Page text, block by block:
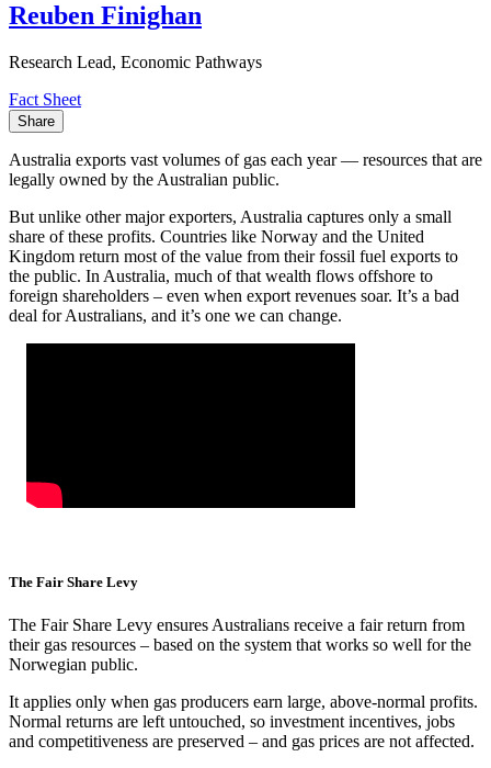
Reuben Finighan​​​​‌ ‍ ​‍​‍‌‍ ‌ ​‍‌‍‍‌‌‍‌ ‌‍‍‌‌‍ ‍​‍​‍​ ‍‍​‍​‍‌ ​ ‌‍​‌‌‍ ‍‌‍‍‌‌ ‌​‌ ‍‌​‍ ‍‌‍‍‌‌‍ ​‍​‍​‍ ​​‍​‍‌‍‍​‌ ​‍‌‍‌‌‌‍‌‍​‍​‍​ ‍‍​‍​‍‌‍‍​‌ ‌​‌ ‌​‌ ​​​ ‍‍​‍ ​‍ ‌‍ ​‌‍ ‌‍​ ‌‍​‌‌‍ ​‌‍‍​‌‍ ‌ ​ ‌ ‌​​ ‍‍​ ​ ​ ​ ​ ​ ​ ​ ​‍ ‌‍‍‌‌‍ ‍‌ ‌​‌‍‌‌‌‍ ‍‌ ‌​​‍ ‌‍‌‌‌‍‌​‌‍‍‌‌ ‌​​‍ ‌‍ ‌‌‍ ‌‍‌​‌‍‌‌​ ‌‌ ​​‌ ​‍‌‍‌‌‌ ​ ‌‍‌‌‌‍ ‍‌ ‌​‌‍​‌‌ ‌​‌‍‍‌‌‍ ‌‍ ‍​ ‍ ‌‍‍‌‌‍‌​​ ‌​ ‌​​ ‍​​ ‌‌‌‍​ ​ ​‍​ ‌ ​ ‌ ​ ‌​​‍ ‌​ ​ ​ ​‌​ ​ ​ ​ ​‍ ‌​ ‌​‌‍​ ​ ​ ​ ‌​​‍ ‌‌‍​‍​ ‍​​ ​‌‌‍​‍​‍ ‌​ ‌‌​ ‌ ​ ​‌​ ‍‌​ ​‌‌‍‌​‌‍​‍​ ‌‍​ ‌​‌‍​‌‌‍‌‌‌‍‌​​ ‍ ‌ ‌​‌ ‍‌‌ ​​‌‍‌‌​ ‌‌‍​‌‌ ‌‌‌ ‌​‌‍‍​‌‍ ‌ ​‍​ ‍ ‌ ​​‌‍​‌‌ ‌​‌‍‍​​ ‌‌‍ ‍‌‍​‌‌‍ ‌‌‍‌‌​ ‌‍​‍‌‍​‌‌ ​ ‌‍‌‌‌‌‌‌‌ ​‍‌‍ ​​ ‌‌‍‍​‌ ‌​‌ ‌​‌ ​​​‍‌‌​ ​ ‌​​‌​‍‌‌​ ​‍‌​‌‍​‍‌‌​ ​‍‌​‌‍‌‍ ​‌‍ ‌‍​ ‌‍​‌‌‍ ​‌‍‍​‌‍ ‌ ​ ‌ ‌​​‍‌‌​ ​ ‌​​‌​ ​ ​ ​ ​ ​ ​ ​ ​‍‌‍‌‍‍‌‌‍‌​​ ‌​ ‌​​ ‍​​ ‌‌‌‍​ ​ ​‍​ ‌ ​ ‌ ​ ‌​​‍ ‌​ ​ ​ ​‌​ ​ ​ ​ ​‍ ‌​ ‌​‌‍​ ​ ​ ​ ‌​​‍ ‌‌‍​‍​ ‍​​ ​‌‌‍​‍​‍ ‌​ ‌‌​ ‌ ​ ​‌​ ‍‌​ ​‌‌‍‌​‌‍​‍​ ‌‍​ ‌​‌‍​‌‌‍‌‌‌‍‌​​‍‌‍‌ ‌​‌ ‍‌‌ ​​‌‍‌‌​ ‌‌‍​‌‌ ‌‌‌ ‌​‌‍‍​‌‍ ‌ ​‍​‍‌‍‌ ​​‌‍​‌‌ ‌​‌‍‍​​ ‌‌‍ ‍‌‍​‌‌‍ ‌‌‍‌‌​‍‌‍‌ ​​‌‍‌‌‌ ​‍‌ ​ ‌ ​​‌‍‌‌‌‍​ ‌ ‌​‌‍‍‌‌ ‌‍‌‍‌‌​ ‌‌ ​​‌ ‌‌‌‍​‍‌‍ ​‌‍‍‌‌ ​ ‌‍‍​‌‍‌‌‌‍‌​​‍​‍‌ ‌
Research Lead, Economic Pathways​​​​‌ ‍ ​‍​‍‌‍ ‌ ​‍‌‍‍‌‌‍‌ ‌‍‍‌‌‍ ‍​‍​‍​ ‍‍​‍​‍‌ ​ ‌‍​‌‌‍ ‍‌‍‍‌‌ ‌​‌ ‍‌​‍ ‍‌‍‍‌‌‍ ​‍​‍​‍ ​​‍​‍‌‍‍​‌ ​‍‌‍‌‌‌‍‌‍​‍​‍​ ‍‍​‍​‍‌‍‍​‌ ‌​‌ ‌​‌ ​​​ ‍‍​‍ ​‍ ‌‍ ​‌‍ ‌‍​ ‌‍​‌‌‍ ​‌‍‍​‌‍ ‌ ​ ‌ ‌​​ ‍‍​ ​ ​ ​ ​ ​ ​ ​ ​‍ ‌‍‍‌‌‍ ‍‌ ‌​‌‍‌‌‌‍ ‍‌ ‌​​‍ ‌‍‌‌‌‍‌​‌‍‍‌‌ ‌​​‍ ‌‍ ‌‌‍ ‌‍‌​‌‍‌‌​ ‌‌ ​​‌ ​‍‌‍‌‌‌ ​ ‌‍‌‌‌‍ ‍‌ ‌​‌‍​‌‌ ‌​‌‍‍‌‌‍ ‌‍ ‍​ ‍ ‌‍‍‌‌‍‌​​ ‌​ ‌​​ ‍​​ ‌‌‌‍​ ​ ​‍​ ‌ ​ ‌ ​ ‌​​‍ ‌​ ​ ​ ​‌​ ​ ​ ​ ​‍ ‌​ ‌​‌‍​ ​ ​ ​ ‌​​‍ ‌‌‍​‍​ ‍​​ ​‌‌‍​‍​‍ ‌​ ‌‌​ ‌ ​ ​‌​ ‍‌​ ​‌‌‍‌​‌‍​‍​ ‌‍​ ‌​‌‍​‌‌‍‌‌‌‍‌​​ ‍ ‌ ‌​‌ ‍‌‌ ​​‌‍‌‌​ ‌‌‍​‌‌ ‌‌‌ ‌​‌‍‍​‌‍ ‌ ​‍​ ‍ ‌ ​​‌‍​‌‌ ‌​‌‍‍​​ ‌‌ ‌​‌‍‍‌‌ ‌​‌‍ ​‌‍‌‌​ ‌‍​‍‌‍​‌‌ ​ ‌‍‌‌‌‌‌‌‌ ​‍‌‍ ​​ ‌‌‍‍​‌ ‌​‌ ‌​‌ ​​​‍‌‌​ ​ ‌​​‌​‍‌‌​ ​‍‌​‌‍​‍‌‌​ ​‍‌​‌‍‌‍ ​‌‍ ‌‍​ ‌‍​‌‌‍ ​‌‍‍​‌‍ ‌ ​ ‌ ‌​​‍‌‌​ ​ ‌​​‌​ ​ ​ ​ ​ ​ ​ ​ ​‍‌‍‌‍‍‌‌‍‌​​ ‌​ ‌​​ ‍​​ ‌‌‌‍​ ​ ​‍​ ‌ ​ ‌ ​ ‌​​‍ ‌​ ​ ​ ​‌​ ​ ​ ​ ​‍ ‌​ ‌​‌‍​ ​ ​ ​ ‌​​‍ ‌‌‍​‍​ ‍​​ ​‌‌‍​‍​‍ ‌​ ‌‌​ ‌ ​ ​‌​ ‍‌​ ​‌‌‍‌​‌‍​‍​ ‌‍​ ‌​‌‍​‌‌‍‌‌‌‍‌​​‍‌‍‌ ‌​‌ ‍‌‌ ​​‌‍‌‌​ ‌‌‍​‌‌ ‌‌‌ ‌​‌‍‍​‌‍ ‌ ​‍​‍‌‍‌ ​​‌‍​‌‌ ‌​‌‍‍​​ ‌‌ ‌​‌‍‍‌‌ ‌​‌‍ ​‌‍‌‌​‍‌‍‌ ​​‌‍‌‌‌ ​‍‌ ​ ‌ ​​‌‍‌‌‌‍​ ‌ ‌​‌‍‍‌‌ ‌‍‌‍‌‌​ ‌‌ ​​‌ ‌‌‌‍​‍‌‍ ​‌‍‍‌‌ ​ ‌‍‍​‌‍‌‌‌‍‌​​‍​‍‌ ‌
Fact Sheet​​​​‌ ‍ ​‍​‍‌‍ ‌ ​‍‌‍‍‌‌‍‌ ‌‍‍‌‌‍ ‍​‍​‍​ ‍‍​‍​‍‌ ​ ‌‍​‌‌‍ ‍‌‍‍‌‌ ‌​‌ ‍‌​‍ ‍‌‍‍‌‌‍ ​‍​‍​‍ ​​‍​‍‌‍‍​‌ ​‍‌‍‌‌‌‍‌‍​‍​‍​ ‍‍​‍​‍‌‍‍​‌ ‌​‌ ‌​‌ ​​​ ‍‍​‍ ​‍ ‌‍ ​‌‍ ‌‍​ ‌‍​‌‌‍ ​‌‍‍​‌‍ ‌ ​ ‌ ‌​​ ‍‍​ ​ ​ ​ ​ ​ ​ ​ ​‍ ‌‍‍‌‌‍ ‍‌ ‌​‌‍‌‌‌‍ ‍‌ ‌​​‍ ‌‍‌‌‌‍‌​‌‍‍‌‌ ‌​​‍ ‌‍ ‌‌‍ ‌‍‌​‌‍‌‌​ ‌‌ ​​‌ ​‍‌‍‌‌‌ ​ ‌‍‌‌‌‍ ‍‌ ‌​‌‍​‌‌ ‌​‌‍‍‌‌‍ ‌‍ ‍​ ‍ ‌‍‍‌‌‍‌​​ ‌​ ​ ​ ​‍​ ​​‌‍‌​​ ​​‌‍‌‌​ ‍​‌‍​‌​‍ ‌​ ‌​​ ​‌​ ​‍‌‍​‌​‍ ‌​ ‌​​ ‌​​ ‌‌​ ​ ​‍ ‌‌‍​‍​ ​‌​ ‌​​ ​ ​‍ ‌​ ‌‍‌‍‌‌‌‍‌‌‌‍‌​​ ‌ ‌‍​‍‌‍​ ‌‍​‌‌‍‌‍​ ‌‌‌‍​ ‌‍‌‍​ ‍ ‌ ‌​‌ ‍‌‌ ​​‌‍‌‌​ ‌‌‍ ‍‌‍‌‌‌ ‌ ‌ ​ ​ ‍ ‌ ​​‌‍​‌‌ ‌​‌‍‍​​ ‌‌‍‌​‌‍ ‌ ‌ ‌‍ ‍‌‍ ​‌‍ ‌‍​‌‌‍‌​‌ ​ ‌​​‌‌‍ ‍‌‍‌​‌​ ​‌‍‍‌‌‍ ‍‌‍‍ ‌ ​ ​‍‌‌​ ‌‌‌​​‍‌‌ ‌‍‍ ‌‍‌‌‌ ‍‌​‍‌‌​ ​ ‌​‌​​‍‌‌​ ​ ‌​‌​​‍‌‌​ ​‍​ ​‍​ ​​​ ‌‍​ ‌‌​ ‍‌​ ‌ ​ ​ ​ ​‌‌‍​ ​ ‌​​ ‍​‌‍‌​​ ​​​‍‌‌​ ​‍​ ​‍​‍‌‌​ ‌‌‌​‌​​‍ ‍‌ ‌​‌‍‍‌‌ ‌​‌‍ ​‌‍‌‌​ ‌‍​‍‌‍​‌‌ ​ ‌‍‌‌‌‌‌‌‌ ​‍‌‍ ​​ ‌‌‍‍​‌ ‌​‌ ‌​‌ ​​​‍‌‌​ ​ ‌​​‌​‍‌‌​ ​‍‌​‌‍​‍‌‌​ ​‍‌​‌‍‌‍ ​‌‍ ‌‍​ ‌‍​‌‌‍ ​‌‍‍​‌‍ ‌ ​ ‌ ‌​​‍‌‌​ ​ ‌​​‌​ ​ ​ ​ ​ ​ ​ ​ ​‍‌‍‌‍‍‌‌‍‌​​ ‌​ ​ ​ ​‍​ ​​‌‍‌​​ ​​‌‍‌‌​ ‍​‌‍​‌​‍ ‌​ ‌​​ ​‌​ ​‍‌‍​‌​‍ ‌​ ‌​​ ‌​​ ‌‌​ ​ ​‍ ‌‌‍​‍​ ​‌​ ‌​​ ​ ​‍ ‌​ ‌‍‌‍‌‌‌‍‌‌‌‍‌​​ ‌ ‌‍​‍‌‍​ ‌‍​‌‌‍‌‍​ ‌‌‌‍​ ‌‍‌‍​‍‌‍‌ ‌​‌ ‍‌‌ ​​‌‍‌‌​ ‌‌‍ ‍‌‍‌‌‌ ‌ ‌ ​ ​‍‌‍‌ ​​‌‍​‌‌ ‌​‌‍‍​​ ‌‌‍‌​‌‍ ‌ ‌ ‌‍ ‍‌‍ ​‌‍ ‌‍​‌‌‍‌​‌ ​ ‌​​‌‌‍ ‍‌‍‌​‌​ ​‌‍‍‌‌‍ ‍‌‍‍ ‌ ​ ​‍‌‌​ ‌‌‌​​‍‌‌ ‌‍‍ ‌‍‌‌‌ ‍‌​‍‌‌​ ​ ‌​‌​​‍‌‌​ ​ ‌​‌​​‍‌‌​ ​‍​ ​‍​ ​​​ ‌‍​ ‌‌​ ‍‌​ ‌ ​ ​ ​ ​‌‌‍​ ​ ‌​​ ‍​‌‍‌​​ ​​​‍‌‌​ ​‍​ ​‍​‍‌‌​ ‌‌‌​‌​​‍ ‍‌ ‌​‌‍‍‌‌ ‌​‌‍ ​‌‍‌‌​‍‌‍‌ ​​‌‍‌‌‌ ​‍‌ ​ ‌ ​​‌‍‌‌‌‍​ ‌ ‌​‌‍‍‌‌ ‌‍‌‍‌‌​ ‌‌ ​​‌ ‌‌‌‍​‍‌‍ ​‌‍‍‌‌ ​ ‌‍‍​‌‍‌‌‌‍‌​​‍​‍‌ ‌
Share
Australia exports vast volumes of gas each year — resources that are
legally owned by the Australian public. ​​​​‌ ‍ ​‍​‍‌‍ ‌ ​‍‌‍‍‌‌‍‌ ‌‍‍‌‌‍ ‍​‍​‍​ ‍‍​‍​‍‌ ​ ‌‍​‌‌‍ ‍‌‍‍‌‌ ‌​‌ ‍‌​‍ ‍‌‍‍‌‌‍ ​‍​‍​‍ ​​‍​‍‌‍‍​‌ ​‍‌‍‌‌‌‍‌‍​‍​‍​ ‍‍​‍​‍‌‍‍​‌ ‌​‌ ‌​‌ ​​​ ‍‍​‍ ​‍ ‌‍ ​‌‍ ‌‍​ ‌‍​‌‌‍ ​‌‍‍​‌‍ ‌ ​ ‌ ‌​​ ‍‍​ ​ ​ ​ ​ ​ ​ ​ ​‍ ‌‍‍‌‌‍ ‍‌ ‌​‌‍‌‌‌‍ ‍‌ ‌​​‍ ‌‍‌‌‌‍‌​‌‍‍‌‌ ‌​​‍ ‌‍ ‌‌‍ ‌‍‌​‌‍‌‌​ ‌‌ ​​‌ ​‍‌‍‌‌‌ ​ ‌‍‌‌‌‍ ‍‌ ‌​‌‍​‌‌ ‌​‌‍‍‌‌‍ ‌‍ ‍​ ‍ ‌‍‍‌‌‍‌​​ ‌​ ​ ​ ​‍​ ​​‌‍‌​​ ​​‌‍‌‌​ ‍​‌‍​‌​‍ ‌​ ‌​​ ​‌​ ​‍‌‍​‌​‍ ‌​ ‌​​ ‌​​ ‌‌​ ​ ​‍ ‌‌‍​‍​ ​‌​ ‌​​ ​ ​‍ ‌​ ‌‍‌‍‌‌‌‍‌‌‌‍‌​​ ‌ ‌‍​‍‌‍​ ‌‍​‌‌‍‌‍​ ‌‌‌‍​ ‌‍‌‍​ ‍ ‌ ‌​‌ ‍‌‌ ​​‌‍‌‌​ ‌‌‍ ‍‌‍‌‌‌ ‌ ‌ ​ ​ ‍ ‌ ​​‌‍​‌‌ ‌​‌‍‍​​ ‌‌‍​ ‌‍ ‌‍ ‍‌ ‌​‌‍‌‌‌‍ ‍‌ ‌​​‍‌‌​ ‌‌‌​​‍‌‌ ‌‍‍ ‌‍‌‌‌ ‍‌​‍‌‌​ ​ ‌​‌​​‍‌‌​ ​ ‌​‌​​‍‌‌​ ​‍​ ​‍​ ​‍​ ‍​​ ‌​​ ‌ ‌‍‌‌​ ‍‌‌‍​‍​ ‍‌‌‍‌‍‌‍​‍‌‍​‌‌‍‌​​‍‌‌​ ​‍​ ​‍​‍‌‌​ ‌‌‌​‌​​‍ ‍‌‍​ ‌‍‍​‌‍‍‌‌‍ ​‌‍‌​‌ ​‍‌‍‌‌‌‍ ‍​‍‌‌​ ‌‌‌​​‍‌‌ ‌‍‍ ‌‍‌‌‌ ‍‌​‍‌‌​ ​ ‌​‌​​‍‌‌​ ​ ‌​‌​​‍‌‌​ ​‍​ ​‍​ ‌​​ ​‍‌‍‌‌​ ‌‍​ ​​​ ​‌‌‍‌‍‌‍‌​​ ‌​‌‍‌‍​ ‌‍‌‍‌​​‍‌‌​ ​‍​ ​‍​‍‌‌​ ‌‌‌​‌​​‍ ‍‌ ‌​‌‍‌‌‌ ‍​‌ ‌​​ ‌‍​‍‌‍​‌‌ ​ ‌‍‌‌‌‌‌‌‌ ​‍‌‍ ​​ ‌‌‍‍​‌ ‌​‌ ‌​‌ ​​​‍‌‌​ ​ ‌​​‌​‍‌‌​ ​‍‌​‌‍​‍‌‌​ ​‍‌​‌‍‌‍ ​‌‍ ‌‍​ ‌‍​‌‌‍ ​‌‍‍​‌‍ ‌ ​ ‌ ‌​​‍‌‌​ ​ ‌​​‌​ ​ ​ ​ ​ ​ ​ ​ ​‍‌‍‌‍‍‌‌‍‌​​ ‌​ ​ ​ ​‍​ ​​‌‍‌​​ ​​‌‍‌‌​ ‍​‌‍​‌​‍ ‌​ ‌​​ ​‌​ ​‍‌‍​‌​‍ ‌​ ‌​​ ‌​​ ‌‌​ ​ ​‍ ‌‌‍​‍​ ​‌​ ‌​​ ​ ​‍ ‌​ ‌‍‌‍‌‌‌‍‌‌‌‍‌​​ ‌ ‌‍​‍‌‍​ ‌‍​‌‌‍‌‍​ ‌‌‌‍​ ‌‍‌‍​‍‌‍‌ ‌​‌ ‍‌‌ ​​‌‍‌‌​ ‌‌‍ ‍‌‍‌‌‌ ‌ ‌ ​ ​‍‌‍‌ ​​‌‍​‌‌ ‌​‌‍‍​​ ‌‌‍​ ‌‍ ‌‍ ‍‌ ‌​‌‍‌‌‌‍ ‍‌ ‌​​‍‌‌​ ‌‌‌​​‍‌‌ ‌‍‍ ‌‍‌‌‌ ‍‌​‍‌‌​ ​ ‌​‌​​‍‌‌​ ​ ‌​‌​​‍‌‌​ ​‍​ ​‍​ ​‍​ ‍​​ ‌​​ ‌ ‌‍‌‌​ ‍‌‌‍​‍​ ‍‌‌‍‌‍‌‍​‍‌‍​‌‌‍‌​​‍‌‌​ ​‍​ ​‍​‍‌‌​ ‌‌‌​‌​​‍ ‍‌‍​ ‌‍‍​‌‍‍‌‌‍ ​‌‍‌​‌ ​‍‌‍‌‌‌‍ ‍​‍‌‌​ ‌‌‌​​‍‌‌ ‌‍‍ ‌‍‌‌‌ ‍‌​‍‌‌​ ​ ‌​‌​​‍‌‌​ ​ ‌​‌​​‍‌‌​ ​‍​ ​‍​ ‌​​ ​‍‌‍‌‌​ ‌‍​ ​​​ ​‌‌‍‌‍‌‍‌​​ ‌​‌‍‌‍​ ‌‍‌‍‌​​‍‌‌​ ​‍​ ​‍​‍‌‌​ ‌‌‌​‌​​‍ ‍‌ ‌​‌‍‌‌‌ ‍​‌ ‌​​‍‌‍‌ ​​‌‍‌‌‌ ​‍‌ ​ ‌ ​​‌‍‌‌‌‍​ ‌ ‌​‌‍‍‌‌ ‌‍‌‍‌‌​ ‌‌ ​​‌ ‌‌‌‍​‍‌‍ ​‌‍‍‌‌ ​ ‌‍‍​‌‍‌‌‌‍‌​​‍​‍‌ ‌
But unlike other major exporters, Australia captures only a small
share of these profits. Countries like Norway and the United
Kingdom return most of the value from their fossil fuel exports to
the public. In Australia, much of that wealth flows offshore to
foreign shareholders – even when export revenues soar. It’s a bad
deal for Australians, and it’s one we can change.​​​​‌ ‍ ​‍​‍‌‍ ‌ ​‍‌‍‍‌‌‍‌ ‌‍‍‌‌‍ ‍​‍​‍​ ‍‍​‍​‍‌ ​ ‌‍​‌‌‍ ‍‌‍‍‌‌ ‌​‌ ‍‌​‍ ‍‌‍‍‌‌‍ ​‍​‍​‍ ​​‍​‍‌‍‍​‌ ​‍‌‍‌‌‌‍‌‍​‍​‍​ ‍‍​‍​‍‌‍‍​‌ ‌​‌ ‌​‌ ​​​ ‍‍​‍ ​‍ ‌‍ ​‌‍ ‌‍​ ‌‍​‌‌‍ ​‌‍‍​‌‍ ‌ ​ ‌ ‌​​ ‍‍​ ​ ​ ​ ​ ​ ​ ​ ​‍ ‌‍‍‌‌‍ ‍‌ ‌​‌‍‌‌‌‍ ‍‌ ‌​​‍ ‌‍‌‌‌‍‌​‌‍‍‌‌ ‌​​‍ ‌‍ ‌‌‍ ‌‍‌​‌‍‌‌​ ‌‌ ​​‌ ​‍‌‍‌‌‌ ​ ‌‍‌‌‌‍ ‍‌ ‌​‌‍​‌‌ ‌​‌‍‍‌‌‍ ‌‍ ‍​ ‍ ‌‍‍‌‌‍‌​​ ‌​ ​ ​ ​‍​ ​​‌‍‌​​ ​​‌‍‌‌​ ‍​‌‍​‌​‍ ‌​ ‌​​ ​‌​ ​‍‌‍​‌​‍ ‌​ ‌​​ ‌​​ ‌‌​ ​ ​‍ ‌‌‍​‍​ ​‌​ ‌​​ ​ ​‍ ‌​ ‌‍‌‍‌‌‌‍‌‌‌‍‌​​ ‌ ‌‍​‍‌‍​ ‌‍​‌‌‍‌‍​ ‌‌‌‍​ ‌‍‌‍​ ‍ ‌ ‌​‌ ‍‌‌ ​​‌‍‌‌​ ‌‌‍ ‍‌‍‌‌‌ ‌ ‌ ​ ​ ‍ ‌ ​​‌‍​‌‌ ‌​‌‍‍​​ ‌‌‍​ ‌‍ ‌‍ ‍‌ ‌​‌‍‌‌‌‍ ‍‌ ‌​​‍‌‌​ ‌‌‌​​‍‌‌ ‌‍‍ ‌‍‌‌‌ ‍‌​‍‌‌​ ​ ‌​‌​​‍‌‌​ ​ ‌​‌​​‍‌‌​ ​‍​ ​‍​ ​​‌‍‌‍‌‍​ ‌‍​ ​ ​ ​ ‌‌‌‍‌‌​ ‌‍‌‍​‍‌‍‌‌‌‍​ ‌‍​‌​‍‌‌​ ​‍​ ​‍​‍‌‌​ ‌‌‌​‌​​‍ ‍‌‍​ ‌‍‍​‌‍‍‌‌‍ ​‌‍‌​‌ ​‍‌‍‌‌‌‍ ‍​‍‌‌​ ‌‌‌​​‍‌‌ ‌‍‍ ‌‍‌‌‌ ‍‌​‍‌‌​ ​ ‌​‌​​‍‌‌​ ​ ‌​‌​​‍‌‌​ ​‍​ ​‍‌‍​‌‌‍‌‌‌‍‌‍‌‍‌‍​ ​​​ ‍‌​ ​‍‌‍‌‌​ ​‌‌‍​‍​ ‍‌‌‍​‍​‍‌‌​ ​‍​ ​‍​‍‌‌​ ‌‌‌​‌​​‍ ‍‌ ‌​‌‍‌‌‌ ‍​‌ ‌​​ ‌‍​‍‌‍​‌‌ ​ ‌‍‌‌‌‌‌‌‌ ​‍‌‍ ​​ ‌‌‍‍​‌ ‌​‌ ‌​‌ ​​​‍‌‌​ ​ ‌​​‌​‍‌‌​ ​‍‌​‌‍​‍‌‌​ ​‍‌​‌‍‌‍ ​‌‍ ‌‍​ ‌‍​‌‌‍ ​‌‍‍​‌‍ ‌ ​ ‌ ‌​​‍‌‌​ ​ ‌​​‌​ ​ ​ ​ ​ ​ ​ ​ ​‍‌‍‌‍‍‌‌‍‌​​ ‌​ ​ ​ ​‍​ ​​‌‍‌​​ ​​‌‍‌‌​ ‍​‌‍​‌​‍ ‌​ ‌​​ ​‌​ ​‍‌‍​‌​‍ ‌​ ‌​​ ‌​​ ‌‌​ ​ ​‍ ‌‌‍​‍​ ​‌​ ‌​​ ​ ​‍ ‌​ ‌‍‌‍‌‌‌‍‌‌‌‍‌​​ ‌ ‌‍​‍‌‍​ ‌‍​‌‌‍‌‍​ ‌‌‌‍​ ‌‍‌‍​‍‌‍‌ ‌​‌ ‍‌‌ ​​‌‍‌‌​ ‌‌‍ ‍‌‍‌‌‌ ‌ ‌ ​ ​‍‌‍‌ ​​‌‍​‌‌ ‌​‌‍‍​​ ‌‌‍​ ‌‍ ‌‍ ‍‌ ‌​‌‍‌‌‌‍ ‍‌ ‌​​‍‌‌​ ‌‌‌​​‍‌‌ ‌‍‍ ‌‍‌‌‌ ‍‌​‍‌‌​ ​ ‌​‌​​‍‌‌​ ​ ‌​‌​​‍‌‌​ ​‍​ ​‍​ ​​‌‍‌‍‌‍​ ‌‍​ ​ ​ ​ ‌‌‌‍‌‌​ ‌‍‌‍​‍‌‍‌‌‌‍​ ‌‍​‌​‍‌‌​ ​‍​ ​‍​‍‌‌​ ‌‌‌​‌​​‍ ‍‌‍​ ‌‍‍​‌‍‍‌‌‍ ​‌‍‌​‌ ​‍‌‍‌‌‌‍ ‍​‍‌‌​ ‌‌‌​​‍‌‌ ‌‍‍ ‌‍‌‌‌ ‍‌​‍‌‌​ ​ ‌​‌​​‍‌‌​ ​ ‌​‌​​‍‌‌​ ​‍​ ​‍‌‍​‌‌‍‌‌‌‍‌‍‌‍‌‍​ ​​​ ‍‌​ ​‍‌‍‌‌​ ​‌‌‍​‍​ ‍‌‌‍​‍​‍‌‌​ ​‍​ ​‍​‍‌‌​ ‌‌‌​‌​​‍ ‍‌ ‌​‌‍‌‌‌ ‍​‌ ‌​​‍‌‍‌ ​​‌‍‌‌‌ ​‍‌ ​ ‌ ​​‌‍‌‌‌‍​ ‌ ‌​‌‍‍‌‌ ‌‍‌‍‌‌​ ‌‌ ​​‌ ‌‌‌‍​‍‌‍ ​‌‍‍‌‌ ​ ‌‍‍​‌‍‌‌‌‍‌​​‍​‍‌ ‌
The Fair Share Levy​​​​‌ ‍ ​‍​‍‌‍ ‌ ​‍‌‍‍‌‌‍‌ ‌‍‍‌‌‍ ‍​‍​‍​ ‍‍​‍​‍‌ ​ ‌‍​‌‌‍ ‍‌‍‍‌‌ ‌​‌ ‍‌​‍ ‍‌‍‍‌‌‍ ​‍​‍​‍ ​​‍​‍‌‍‍​‌ ​‍‌‍‌‌‌‍‌‍​‍​‍​ ‍‍​‍​‍‌‍‍​‌ ‌​‌ ‌​‌ ​​​ ‍‍​‍ ​‍ ‌‍ ​‌‍ ‌‍​ ‌‍​‌‌‍ ​‌‍‍​‌‍ ‌ ​ ‌ ‌​​ ‍‍​ ​ ​ ​ ​ ​ ​ ​ ​‍ ‌‍‍‌‌‍ ‍‌ ‌​‌‍‌‌‌‍ ‍‌ ‌​​‍ ‌‍‌‌‌‍‌​‌‍‍‌‌ ‌​​‍ ‌‍ ‌‌‍ ‌‍‌​‌‍‌‌​ ‌‌ ​​‌ ​‍‌‍‌‌‌ ​ ‌‍‌‌‌‍ ‍‌ ‌​‌‍​‌‌ ‌​‌‍‍‌‌‍ ‌‍ ‍​ ‍ ‌‍‍‌‌‍‌​​ ‌​ ​ ​ ​‍​ ​​‌‍‌​​ ​​‌‍‌‌​ ‍​‌‍​‌​‍ ‌​ ‌​​ ​‌​ ​‍‌‍​‌​‍ ‌​ ‌​​ ‌​​ ‌‌​ ​ ​‍ ‌‌‍​‍​ ​‌​ ‌​​ ​ ​‍ ‌​ ‌‍‌‍‌‌‌‍‌‌‌‍‌​​ ‌ ‌‍​‍‌‍​ ‌‍​‌‌‍‌‍​ ‌‌‌‍​ ‌‍‌‍​ ‍ ‌ ‌​‌ ‍‌‌ ​​‌‍‌‌​ ‌‌‍ ‍‌‍‌‌‌ ‌ ‌ ​ ​ ‍ ‌ ​​‌‍​‌‌ ‌​‌‍‍​​ ‌‌‍​ ‌‍ ‌‍ ‍‌ ‌​‌‍‌‌‌‍ ‍‌ ‌​​‍‌‌​ ‌‌‌​​‍‌‌ ‌‍‍ ‌‍‌‌‌ ‍‌​‍‌‌​ ​ ‌​‌​​‍‌‌​ ​ ‌​‌​​‍‌‌​ ​‍​ ​‍​ ‌ ‌‍​‌​ ‌‌‌‍‌‍​ ‌​​ ​ ​ ‌ ​ ‍​‌‍‌‍​ ‌‍​ ​‌‌‍‌​​‍‌‌​ ​‍​ ​‍​‍‌‌​ ‌‌‌​‌​​‍ ‍‌‍​ ‌‍‍​‌‍‍‌‌‍ ​‌‍‌​‌ ​‍‌‍‌‌‌‍ ‍​‍‌‌​ ‌‌‌​​‍‌‌ ‌‍‍ ‌‍‌‌‌ ‍‌​‍‌‌​ ​ ‌​‌​​‍‌‌​ ​ ‌​‌​​‍‌‌​ ​‍​ ​‍‌‍​‌​ ‌‍​ ​‍​ ‌ ​ ​ ​ ​‍​ ‍‌‌‍​‌‌‍​‌‌‍‌‌​ ‌ ‌‍​‍​‍‌‌​ ​‍​ ​‍​‍‌‌​ ‌‌‌​‌​​‍ ‍‌ ‌​‌‍‌‌‌ ‍​‌ ‌​​ ‌‍​‍‌‍​‌‌ ​ ‌‍‌‌‌‌‌‌‌ ​‍‌‍ ​​ ‌‌‍‍​‌ ‌​‌ ‌​‌ ​​​‍‌‌​ ​ ‌​​‌​‍‌‌​ ​‍‌​‌‍​‍‌‌​ ​‍‌​‌‍‌‍ ​‌‍ ‌‍​ ‌‍​‌‌‍ ​‌‍‍​‌‍ ‌ ​ ‌ ‌​​‍‌‌​ ​ ‌​​‌​ ​ ​ ​ ​ ​ ​ ​ ​‍‌‍‌‍‍‌‌‍‌​​ ‌​ ​ ​ ​‍​ ​​‌‍‌​​ ​​‌‍‌‌​ ‍​‌‍​‌​‍ ‌​ ‌​​ ​‌​ ​‍‌‍​‌​‍ ‌​ ‌​​ ‌​​ ‌‌​ ​ ​‍ ‌‌‍​‍​ ​‌​ ‌​​ ​ ​‍ ‌​ ‌‍‌‍‌‌‌‍‌‌‌‍‌​​ ‌ ‌‍​‍‌‍​ ‌‍​‌‌‍‌‍​ ‌‌‌‍​ ‌‍‌‍​‍‌‍‌ ‌​‌ ‍‌‌ ​​‌‍‌‌​ ‌‌‍ ‍‌‍‌‌‌ ‌ ‌ ​ ​‍‌‍‌ ​​‌‍​‌‌ ‌​‌‍‍​​ ‌‌‍​ ‌‍ ‌‍ ‍‌ ‌​‌‍‌‌‌‍ ‍‌ ‌​​‍‌‌​ ‌‌‌​​‍‌‌ ‌‍‍ ‌‍‌‌‌ ‍‌​‍‌‌​ ​ ‌​‌​​‍‌‌​ ​ ‌​‌​​‍‌‌​ ​‍​ ​‍​ ‌ ‌‍​‌​ ‌‌‌‍‌‍​ ‌​​ ​ ​ ‌ ​ ‍​‌‍‌‍​ ‌‍​ ​‌‌‍‌​​‍‌‌​ ​‍​ ​‍​‍‌‌​ ‌‌‌​‌​​‍ ‍‌‍​ ‌‍‍​‌‍‍‌‌‍ ​‌‍‌​‌ ​‍‌‍‌‌‌‍ ‍​‍‌‌​ ‌‌‌​​‍‌‌ ‌‍‍ ‌‍‌‌‌ ‍‌​‍‌‌​ ​ ‌​‌​​‍‌‌​ ​ ‌​‌​​‍‌‌​ ​‍​ ​‍‌‍​‌​ ‌‍​ ​‍​ ‌ ​ ​ ​ ​‍​ ‍‌‌‍​‌‌‍​‌‌‍‌‌​ ‌ ‌‍​‍​‍‌‌​ ​‍​ ​‍​‍‌‌​ ‌‌‌​‌​​‍ ‍‌ ‌​‌‍‌‌‌ ‍​‌ ‌​​‍‌‍‌ ​​‌‍‌‌‌ ​‍‌ ​ ‌ ​​‌‍‌‌‌‍​ ‌ ‌​‌‍‍‌‌ ‌‍‌‍‌‌​ ‌‌ ​​‌ ‌‌‌‍​‍‌‍ ​‌‍‍‌‌ ​ ‌‍‍​‌‍‌‌‌‍‌​​‍​‍‌ ‌
The Fair Share Levy ensures Australians receive a fair return from
their gas resources – based on the system that works so well for the
Norwegian public.​​​​‌ ‍ ​‍​‍‌‍ ‌ ​‍‌‍‍‌‌‍‌ ‌‍‍‌‌‍ ‍​‍​‍​ ‍‍​‍​‍‌ ​ ‌‍​‌‌‍ ‍‌‍‍‌‌ ‌​‌ ‍‌​‍ ‍‌‍‍‌‌‍ ​‍​‍​‍ ​​‍​‍‌‍‍​‌ ​‍‌‍‌‌‌‍‌‍​‍​‍​ ‍‍​‍​‍‌‍‍​‌ ‌​‌ ‌​‌ ​​​ ‍‍​‍ ​‍ ‌‍ ​‌‍ ‌‍​ ‌‍​‌‌‍ ​‌‍‍​‌‍ ‌ ​ ‌ ‌​​ ‍‍​ ​ ​ ​ ​ ​ ​ ​ ​‍ ‌‍‍‌‌‍ ‍‌ ‌​‌‍‌‌‌‍ ‍‌ ‌​​‍ ‌‍‌‌‌‍‌​‌‍‍‌‌ ‌​​‍ ‌‍ ‌‌‍ ‌‍‌​‌‍‌‌​ ‌‌ ​​‌ ​‍‌‍‌‌‌ ​ ‌‍‌‌‌‍ ‍‌ ‌​‌‍​‌‌ ‌​‌‍‍‌‌‍ ‌‍ ‍​ ‍ ‌‍‍‌‌‍‌​​ ‌​ ​ ​ ​‍​ ​​‌‍‌​​ ​​‌‍‌‌​ ‍​‌‍​‌​‍ ‌​ ‌​​ ​‌​ ​‍‌‍​‌​‍ ‌​ ‌​​ ‌​​ ‌‌​ ​ ​‍ ‌‌‍​‍​ ​‌​ ‌​​ ​ ​‍ ‌​ ‌‍‌‍‌‌‌‍‌‌‌‍‌​​ ‌ ‌‍​‍‌‍​ ‌‍​‌‌‍‌‍​ ‌‌‌‍​ ‌‍‌‍​ ‍ ‌ ‌​‌ ‍‌‌ ​​‌‍‌‌​ ‌‌‍ ‍‌‍‌‌‌ ‌ ‌ ​ ​ ‍ ‌ ​​‌‍​‌‌ ‌​‌‍‍​​ ‌‌‍​ ‌‍ ‌‍ ‍‌ ‌​‌‍‌‌‌‍ ‍‌ ‌​​‍‌‌​ ‌‌‌​​‍‌‌ ‌‍‍ ‌‍‌‌‌ ‍‌​‍‌‌​ ​ ‌​‌​​‍‌‌​ ​ ‌​‌​​‍‌‌​ ​‍​ ​‍​ ​‍‌‍‌‌​ ​‌‌‍‌​​ ‌‍‌‍‌​​ ‌​‌‍​‌‌‍‌‌‌‍​‌​ ​‍​ ​​​‍‌‌​ ​‍​ ​‍​‍‌‌​ ‌‌‌​‌​​‍ ‍‌‍​ ‌‍‍​‌‍‍‌‌‍ ​‌‍‌​‌ ​‍‌‍‌‌‌‍ ‍​‍‌‌​ ‌‌‌​​‍‌‌ ‌‍‍ ‌‍‌‌‌ ‍‌​‍‌‌​ ​ ‌​‌​​‍‌‌​ ​ ‌​‌​​‍‌‌​ ​‍​ ​‍​ ​‍​ ​‍​ ‍​​ ‌‌​ ‍‌‌‍​‌​ ​‌‌‍​‌​ ‌ ‌‍​‍‌‍​‍‌‍​ ​‍‌‌​ ​‍​ ​‍​‍‌‌​ ‌‌‌​‌​​‍ ‍‌ ‌​‌‍‌‌‌ ‍​‌ ‌​​ ‌‍​‍‌‍​‌‌ ​ ‌‍‌‌‌‌‌‌‌ ​‍‌‍ ​​ ‌‌‍‍​‌ ‌​‌ ‌​‌ ​​​‍‌‌​ ​ ‌​​‌​‍‌‌​ ​‍‌​‌‍​‍‌‌​ ​‍‌​‌‍‌‍ ​‌‍ ‌‍​ ‌‍​‌‌‍ ​‌‍‍​‌‍ ‌ ​ ‌ ‌​​‍‌‌​ ​ ‌​​‌​ ​ ​ ​ ​ ​ ​ ​ ​‍‌‍‌‍‍‌‌‍‌​​ ‌​ ​ ​ ​‍​ ​​‌‍‌​​ ​​‌‍‌‌​ ‍​‌‍​‌​‍ ‌​ ‌​​ ​‌​ ​‍‌‍​‌​‍ ‌​ ‌​​ ‌​​ ‌‌​ ​ ​‍ ‌‌‍​‍​ ​‌​ ‌​​ ​ ​‍ ‌​ ‌‍‌‍‌‌‌‍‌‌‌‍‌​​ ‌ ‌‍​‍‌‍​ ‌‍​‌‌‍‌‍​ ‌‌‌‍​ ‌‍‌‍​‍‌‍‌ ‌​‌ ‍‌‌ ​​‌‍‌‌​ ‌‌‍ ‍‌‍‌‌‌ ‌ ‌ ​ ​‍‌‍‌ ​​‌‍​‌‌ ‌​‌‍‍​​ ‌‌‍​ ‌‍ ‌‍ ‍‌ ‌​‌‍‌‌‌‍ ‍‌ ‌​​‍‌‌​ ‌‌‌​​‍‌‌ ‌‍‍ ‌‍‌‌‌ ‍‌​‍‌‌​ ​ ‌​‌​​‍‌‌​ ​ ‌​‌​​‍‌‌​ ​‍​ ​‍​ ​‍‌‍‌‌​ ​‌‌‍‌​​ ‌‍‌‍‌​​ ‌​‌‍​‌‌‍‌‌‌‍​‌​ ​‍​ ​​​‍‌‌​ ​‍​ ​‍​‍‌‌​ ‌‌‌​‌​​‍ ‍‌‍​ ‌‍‍​‌‍‍‌‌‍ ​‌‍‌​‌ ​‍‌‍‌‌‌‍ ‍​‍‌‌​ ‌‌‌​​‍‌‌ ‌‍‍ ‌‍‌‌‌ ‍‌​‍‌‌​ ​ ‌​‌​​‍‌‌​ ​ ‌​‌​​‍‌‌​ ​‍​ ​‍​ ​‍​ ​‍​ ‍​​ ‌‌​ ‍‌‌‍​‌​ ​‌‌‍​‌​ ‌ ‌‍​‍‌‍​‍‌‍​ ​‍‌‌​ ​‍​ ​‍​‍‌‌​ ‌‌‌​‌​​‍ ‍‌ ‌​‌‍‌‌‌ ‍​‌ ‌​​‍‌‍‌ ​​‌‍‌‌‌ ​‍‌ ​ ‌ ​​‌‍‌‌‌‍​ ‌ ‌​‌‍‍‌‌ ‌‍‌‍‌‌​ ‌‌ ​​‌ ‌‌‌‍​‍‌‍ ​‌‍‍‌‌ ​ ‌‍‍​‌‍‌‌‌‍‌​​‍​‍‌ ‌
It applies only when gas producers earn large, above-normal profits.
Normal returns are left untouched, so investment incentives, jobs
and competitiveness are preserved – and gas prices are not affected.​​​​‌ ‍ ​‍​‍‌‍ ‌ ​‍‌‍‍‌‌‍‌ ‌‍‍‌‌‍ ‍​‍​‍​ ‍‍​‍​‍‌ ​ ‌‍​‌‌‍ ‍‌‍‍‌‌ ‌​‌ ‍‌​‍ ‍‌‍‍‌‌‍ ​‍​‍​‍ ​​‍​‍‌‍‍​‌ ​‍‌‍‌‌‌‍‌‍​‍​‍​ ‍‍​‍​‍‌‍‍​‌ ‌​‌ ‌​‌ ​​​ ‍‍​‍ ​‍ ‌‍ ​‌‍ ‌‍​ ‌‍​‌‌‍ ​‌‍‍​‌‍ ‌ ​ ‌ ‌​​ ‍‍​ ​ ​ ​ ​ ​ ​ ​ ​‍ ‌‍‍‌‌‍ ‍‌ ‌​‌‍‌‌‌‍ ‍‌ ‌​​‍ ‌‍‌‌‌‍‌​‌‍‍‌‌ ‌​​‍ ‌‍ ‌‌‍ ‌‍‌​‌‍‌‌​ ‌‌ ​​‌ ​‍‌‍‌‌‌ ​ ‌‍‌‌‌‍ ‍‌ ‌​‌‍​‌‌ ‌​‌‍‍‌‌‍ ‌‍ ‍​ ‍ ‌‍‍‌‌‍‌​​ ‌​ ​ ​ ​‍​ ​​‌‍‌​​ ​​‌‍‌‌​ ‍​‌‍​‌​‍ ‌​ ‌​​ ​‌​ ​‍‌‍​‌​‍ ‌​ ‌​​ ‌​​ ‌‌​ ​ ​‍ ‌‌‍​‍​ ​‌​ ‌​​ ​ ​‍ ‌​ ‌‍‌‍‌‌‌‍‌‌‌‍‌​​ ‌ ‌‍​‍‌‍​ ‌‍​‌‌‍‌‍​ ‌‌‌‍​ ‌‍‌‍​ ‍ ‌ ‌​‌ ‍‌‌ ​​‌‍‌‌​ ‌‌‍ ‍‌‍‌‌‌ ‌ ‌ ​ ​ ‍ ‌ ​​‌‍​‌‌ ‌​‌‍‍​​ ‌‌‍​ ‌‍ ‌‍ ‍‌ ‌​‌‍‌‌‌‍ ‍‌ ‌​​‍‌‌​ ‌‌‌​​‍‌‌ ‌‍‍ ‌‍‌‌‌ ‍‌​‍‌‌​ ​ ‌​‌​​‍‌‌​ ​ ‌​‌​​‍‌‌​ ​‍​ ​‍​ ‍​​ ​‍‌‍​‍​ ​‍‌‍​‌​ ​‍​ ​‌​ ​ ​ ​​‌‍‌‍​ ​​​ ‌​​‍‌‌​ ​‍​ ​‍​‍‌‌​ ‌‌‌​‌​​‍ ‍‌‍​ ‌‍‍​‌‍‍‌‌‍ ​‌‍‌​‌ ​‍‌‍‌‌‌‍ ‍​‍‌‌​ ‌‌‌​​‍‌‌ ‌‍‍ ‌‍‌‌‌ ‍‌​‍‌‌​ ​ ‌​‌​​‍‌‌​ ​ ‌​‌​​‍‌‌​ ​‍​ ​‍​ ​‍​ ​‍​ ‍​​ ‌‌​ ‍‌‌‍​‌​ ​‌‌‍​‌​ ‌ ‌‍​‍‌‍​‍‌‍​ ​‍‌‌​ ​‍​ ​‍​‍‌‌​ ‌‌‌​‌​​‍ ‍‌ ‌​‌‍‌‌‌ ‍​‌ ‌​​ ‌‍​‍‌‍​‌‌ ​ ‌‍‌‌‌‌‌‌‌ ​‍‌‍ ​​ ‌‌‍‍​‌ ‌​‌ ‌​‌ ​​​‍‌‌​ ​ ‌​​‌​‍‌‌​ ​‍‌​‌‍​‍‌‌​ ​‍‌​‌‍‌‍ ​‌‍ ‌‍​ ‌‍​‌‌‍ ​‌‍‍​‌‍ ‌ ​ ‌ ‌​​‍‌‌​ ​ ‌​​‌​ ​ ​ ​ ​ ​ ​ ​ ​‍‌‍‌‍‍‌‌‍‌​​ ‌​ ​ ​ ​‍​ ​​‌‍‌​​ ​​‌‍‌‌​ ‍​‌‍​‌​‍ ‌​ ‌​​ ​‌​ ​‍‌‍​‌​‍ ‌​ ‌​​ ‌​​ ‌‌​ ​ ​‍ ‌‌‍​‍​ ​‌​ ‌​​ ​ ​‍ ‌​ ‌‍‌‍‌‌‌‍‌‌‌‍‌​​ ‌ ‌‍​‍‌‍​ ‌‍​‌‌‍‌‍​ ‌‌‌‍​ ‌‍‌‍​‍‌‍‌ ‌​‌ ‍‌‌ ​​‌‍‌‌​ ‌‌‍ ‍‌‍‌‌‌ ‌ ‌ ​ ​‍‌‍‌ ​​‌‍​‌‌ ‌​‌‍‍​​ ‌‌‍​ ‌‍ ‌‍ ‍‌ ‌​‌‍‌‌‌‍ ‍‌ ‌​​‍‌‌​ ‌‌‌​​‍‌‌ ‌‍‍ ‌‍‌‌‌ ‍‌​‍‌‌​ ​ ‌​‌​​‍‌‌​ ​ ‌​‌​​‍‌‌​ ​‍​ ​‍​ ‍​​ ​‍‌‍​‍​ ​‍‌‍​‌​ ​‍​ ​‌​ ​ ​ ​​‌‍‌‍​ ​​​ ‌​​‍‌‌​ ​‍​ ​‍​‍‌‌​ ‌‌‌​‌​​‍ ‍‌‍​ ‌‍‍​‌‍‍‌‌‍ ​‌‍‌​‌ ​‍‌‍‌‌‌‍ ‍​‍‌‌​ ‌‌‌​​‍‌‌ ‌‍‍ ‌‍‌‌‌ ‍‌​‍‌‌​ ​ ‌​‌​​‍‌‌​ ​ ‌​‌​​‍‌‌​ ​‍​ ​‍​ ​‍​ ​‍​ ‍​​ ‌‌​ ‍‌‌‍​‌​ ​‌‌‍​‌​ ‌ ‌‍​‍‌‍​‍‌‍​ ​‍‌‌​ ​‍​ ​‍​‍‌‌​ ‌‌‌​‌​​‍ ‍‌ ‌​‌‍‌‌‌ ‍​‌ ‌​​‍‌‍‌ ​​‌‍‌‌‌ ​‍‌ ​ ‌ ​​‌‍‌‌‌‍​ ‌ ‌​‌‍‍‌‌ ‌‍‌‍‌‌​ ‌‌ ​​‌ ‌‌‌‍​‍‌‍ ​‌‍‍‌‌ ​ ‌‍‍​‌‍‌‌‌‍‌​​‍​‍‌ ‌